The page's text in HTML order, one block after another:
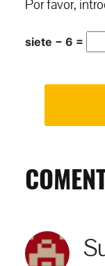
Por favor,
siete − 6 =